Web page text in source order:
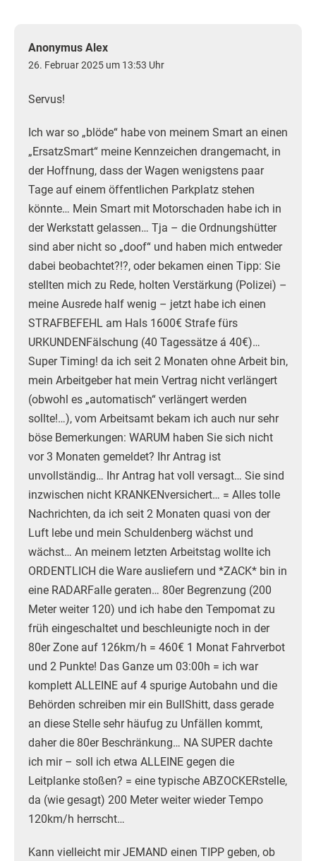
Anonymus Alex
26. Februar 2025 um 13:53 Uhr
Servus!
Ich war so „blöde“ habe von meinem Smart an einen
„ErsatzSmart“ meine Kennzeichen drangemacht, in
der Hoffnung, dass der Wagen wenigstens paar
Tage auf einem öffentlichen Parkplatz stehen
könnte… Mein Smart mit Motorschaden habe ich in
der Werkstatt gelassen… Tja – die Ordnungshütter
sind aber nicht so „doof“ und haben mich entweder
dabei beobachtet?!?, oder bekamen einen Tipp: Sie
stellten mich zu Rede, holten Verstärkung (Polizei) –
meine Ausrede half wenig – jetzt habe ich einen
STRAFBEFEHL am Hals 1600€ Strafe fürs
URKUNDENFälschung (40 Tagessätze á 40€)…
Super Timing! da ich seit 2 Monaten ohne Arbeit bin,
mein Arbeitgeber hat mein Vertrag nicht verlängert
(obwohl es „automatisch“ verlängert werden
sollte!…), vom Arbeitsamt bekam ich auch nur sehr
böse Bemerkungen: WARUM haben Sie sich nicht
vor 3 Monaten gemeldet? Ihr Antrag ist
unvollständig… Ihr Antrag hat voll versagt… Sie sind
inzwischen nicht KRANKENversichert… = Alles tolle
Nachrichten, da ich seit 2 Monaten quasi von der
Luft lebe und mein Schuldenberg wächst und
wächst… An meinem letzten Arbeitstag wollte ich
ORDENTLICH die Ware ausliefern und *ZACK* bin in
eine RADARFalle geraten… 80er Begrenzung (200
Meter weiter 120) und ich habe den Tempomat zu
früh eingeschaltet und beschleunigte noch in der
80er Zone auf 126km/h = 460€ 1 Monat Fahrverbot
und 2 Punkte! Das Ganze um 03:00h = ich war
komplett ALLEINE auf 4 spurige Autobahn und die
Behörden schreiben mir ein BullShitt, dass gerade
an diese Stelle sehr häufug zu Unfällen kommt,
daher die 80er Beschränkung… NA SUPER dachte
ich mir – soll ich etwa ALLEINE gegen die
Leitplanke stoßen? = eine typische ABZOCKERstelle,
da (wie gesagt) 200 Meter weiter wieder Tempo
120km/h herrscht…
Kann vielleicht mir JEMAND einen TIPP geben, ob